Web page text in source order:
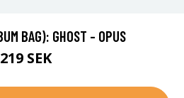
BAG): GHOST - OPUS
219 SEK